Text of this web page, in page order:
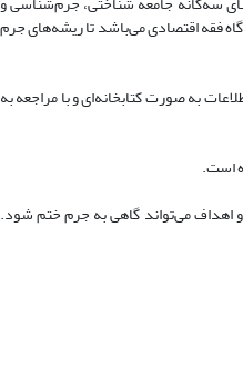
فقه اقتصادی می‌باشد تا ریشه‌های جرم
به صورت کتابخانه‌ای و با مراجعه به
است.
اهداف می‌تواند گاهی به جرم ختم شود.